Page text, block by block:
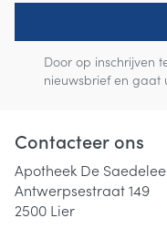
Door op inschrijven
nieuwsbrief en gaat
Contacteer ons
Apotheek De
Antwerpsestraat 149
2500 Lier